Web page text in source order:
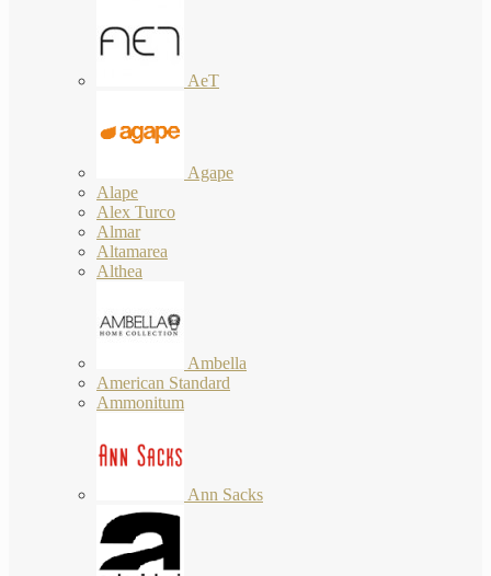
AeT
Agape
Alape
Alex Turco
Almar
Altamarea
Althea
Ambella
American Standard
Ammonitum
Ann Sacks